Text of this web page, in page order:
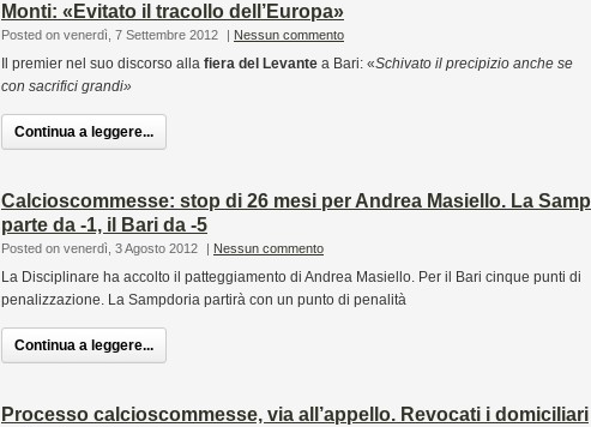
Monti: «Evitato il tracollo dell’Europa»
Posted on venerdì, 7 Settembre 2012 | Nessun commento
Il premier nel suo discorso alla fiera del Levante a Bari: «Schivato il precipizio anche se
con sacrifici grandi»
Continua a leggere...
Calcioscommesse: stop di 26 mesi per Andrea Masiello. La Samp
parte da -1, il Bari da -5
Posted on venerdì, 3 Agosto 2012 | Nessun commento
La Disciplinare ha accolto il patteggiamento di Andrea Masiello. Per il Bari cinque punti di
penalizzazione. La Sampdoria partirà con un punto di penalità
Continua a leggere...
Processo calcioscommesse, via all’appello. Revocati i domiciliari